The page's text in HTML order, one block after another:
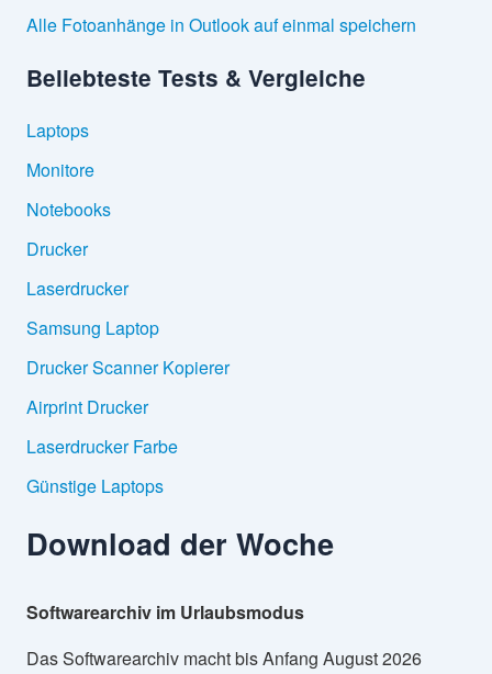
Alle Fotoanhänge in Outlook auf einmal speichern
Beliebteste Tests & Vergleiche
Laptops
Monitore
Notebooks
Drucker
Laserdrucker
Samsung Laptop
Drucker Scanner Kopierer
Airprint Drucker
Laserdrucker Farbe
Günstige Laptops
Download der Woche
Softwarearchiv im Urlaubsmodus
Das Softwarearchiv macht bis Anfang August 2026